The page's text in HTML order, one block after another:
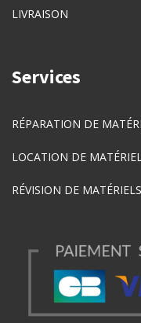
LIVRAISON
Services
RÉPARATION DE
LOCATION DE
RÉVISION DE MATÉRIELS